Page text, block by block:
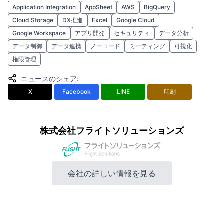
Application Integration AppSheet AWS
BigQuery
Cloud Storage
DX推進 Excel
Google Cloud
Google Workspace
アプリ開発 セキュリティ
データ分析
データ制御
データ連携 ノーコード ミーティング
可視化
権限管理
ニュースのシェア:
X Facebook LINE 印刷
株式会社フライトソリューションズ
会社の詳しい情報を見る